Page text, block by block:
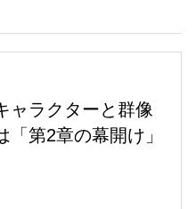
ャラクターと群像
第2章の幕開け」